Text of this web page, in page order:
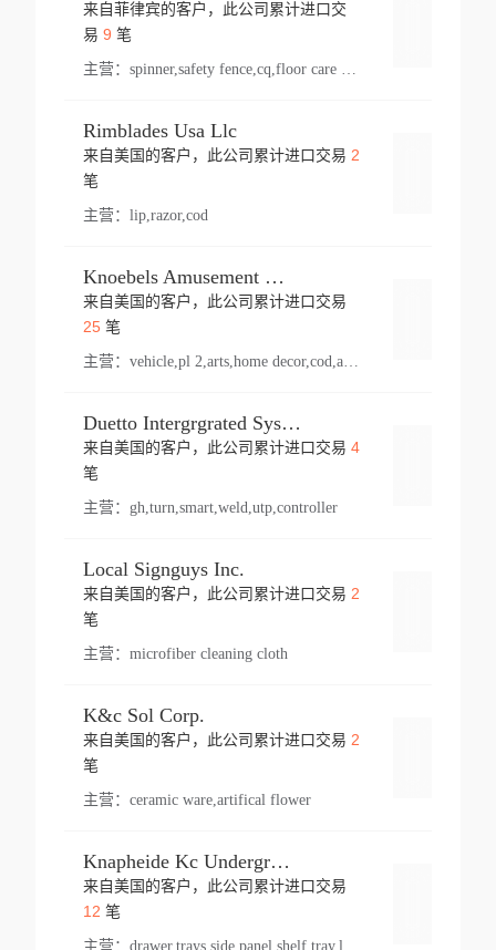
来自菲律宾的客户，此公司累计进口交
易 9 笔
主营：
Rimblades Usa Llc
来自美国的客户，此公司累计进口交易 2
笔
主营： lip,razor,cod
Knoebels Amusement Resort
来自美国的客户，此公司累计进口交易
25笔
主营： vehicle,pl 2,arts,home decor,cod,amusement ride,sea
Duetto Intergrgrated Systems Inc.
来自美国的客户，此公司累计进口交易 4
笔
主营： gh,turn,smart,weld,utp,controller
Local Signguys Inc.
来自美国的客户，此公司累计进口交易 2
笔
主营： microfiber cleaning cloth
K&c Sol Corp.
来自美国的客户，此公司累计进口交易 2
笔
主营： ceramic ware,artifical flower
Knapheide Kc Underground
来自美国的客户，此公司累计进口交易
12 笔
主营：